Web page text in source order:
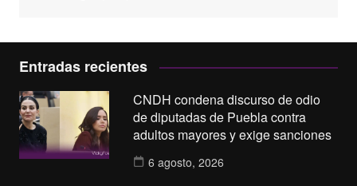
Entradas recientes
CNDH condena discurso de odio
de diputadas de Puebla contra
adultos mayores y exige sanciones
6 agosto, 2026